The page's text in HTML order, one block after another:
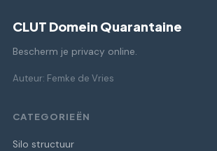
CLUT Domein Quarantaine
Bescherm je privacy online.
Auteur: Femke de Vries
CATEGORIEËN
Silo structuur